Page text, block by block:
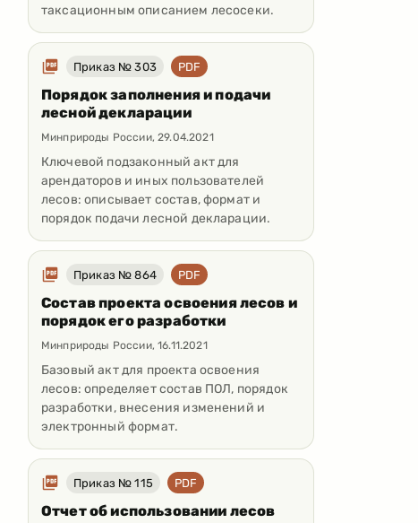
таксационным описанием лесосеки.
Приказ № 303 PDF
Порядок заполнения и подачи
лесной декларации
Минприроды России,29.04.2021
Ключевой подзаконный акт для
арендаторов и иных пользователей
лесов: описывает состав, формат и
порядок подачи лесной декларации.
Приказ № 864 PDF
Состав проекта освоения лесов и
порядок его разработки
Минприроды России,16.11.2021
Базовый акт для проекта освоения
лесов: определяет состав ПОЛ, порядок
разработки, внесения изменений и
электронный формат.
Приказ № 115 PDF
Отчет об использовании лесов